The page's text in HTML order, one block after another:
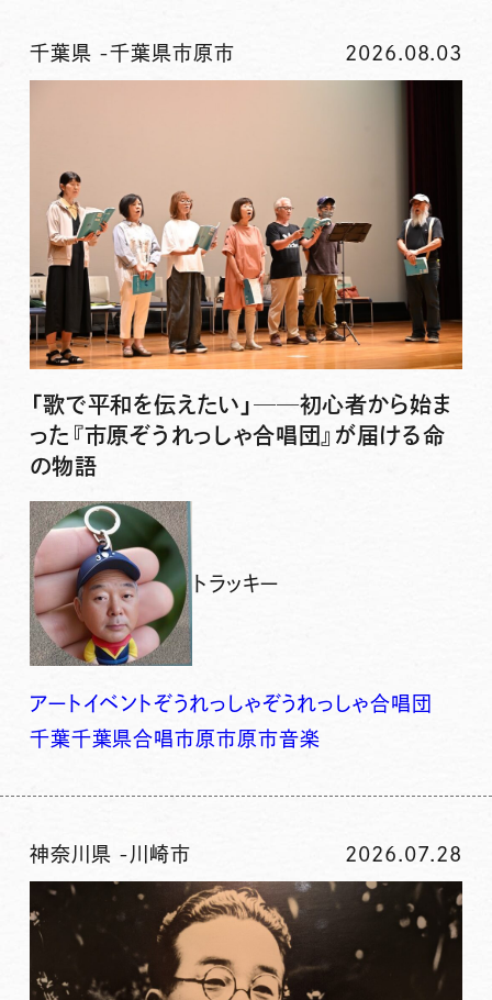
千葉県 -千葉県市原市 2026.08.03
「歌で平和を伝えたい」──初心者から始ま
った『市原ぞうれっしゃ合唱団』が届ける命
の物語
トラッキー
アート イベントぞうれっしゃぞうれっしゃ合唱団
千葉千葉県合唱市原市原市音楽
神奈川県 - 川崎市 2026.07.28